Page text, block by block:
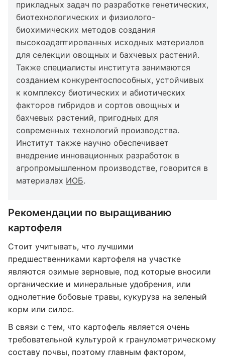
прикладных задач по разработке генетических,
биотехнологических и физиолого-
биохимических методов создания
высокоадаптированных исходных материалов
для селекции овощных и бахчевых растений.
Также специалисты института занимаются
созданием конкурентоспособных, устойчивых
к комплексу биотических и абиотических
факторов гибридов и сортов овощных и
бахчевых растений, пригодных для
современных технологий производства.
Институт также научно обеспечивает
внедрение инновационных разработок в
агропромышленном производстве, говорится в
материалах ИОБ.
Рекомендации по выращиванию
картофеля
Стоит учитывать, что лучшими
предшественниками картофеля на участке
являются озимые зерновые, под которые вносили
органические и минеральные удобрения, или
однолетние бобовые травы, кукуруза на зеленый
корм или силос.
В связи с тем, что картофель является очень
требовательной культурой к гранулометрическому
составу почвы, поэтому главным фактором,